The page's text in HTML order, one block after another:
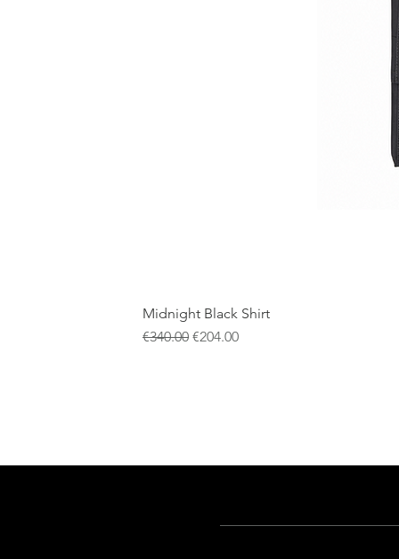
Midnight Black Shirt
一般價格
€340.00 促銷價格
€204.00